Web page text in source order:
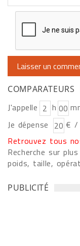
COMPARATEURS
J'appelle h
Je dépense
€ /
Retrouvez tous
Recherche sur
poids, taille,
PUBLICITÉ